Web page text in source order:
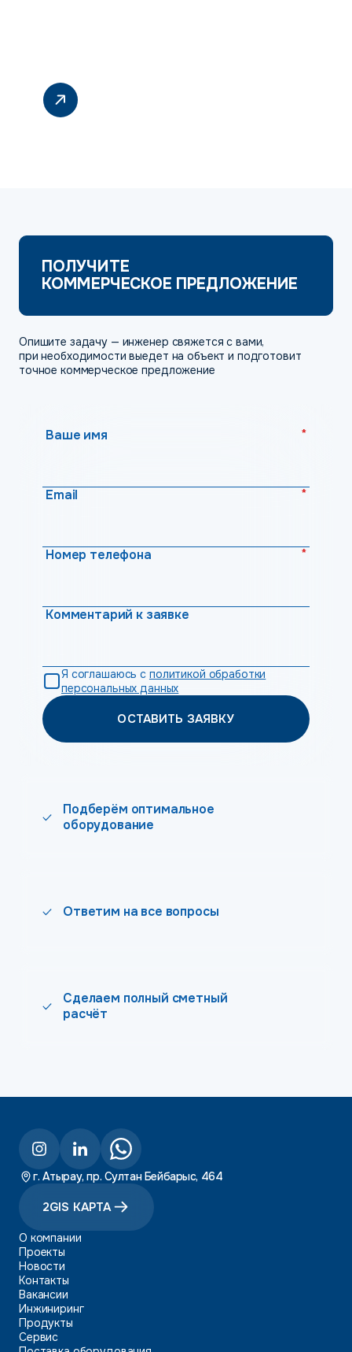
ПОЛУЧИТЕ
КОММЕРЧЕСКОЕ ПРЕДЛОЖЕНИЕ
Опишите задачу — инженер свяжется с вами,
при необходимости выедет на объект и подготовит
точное коммерческое предложение
Ваше имя *
Email *
Номер телефона *
Комментарий к заявке
Я соглашаюсь с политикой обработки
персональных данных
ОСТАВИТЬ ЗАЯВКУ
Подберём оптимальное
оборудование
Ответим на все вопросы
Сделаем полный сметный
расчёт
г. Атырау, пр. Султан Бейбарыс, 464
2GIS КАРТА
О компании
Проекты
Новости
Контакты
Вакансии
Инжиниринг
Продукты
Сервис